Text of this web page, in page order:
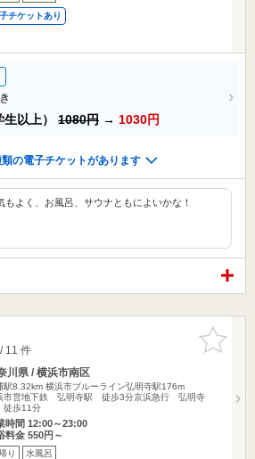
チケットあり
生以上） 1080円 → 1030円
の電子チケットがあります
もよく、お風呂、サウナともによいかな！
お気に入
りに追加
11 件
川県 / 横浜市南区
駅8.32km 横浜市ブルーライン弘明寺駅176m
市営地下鉄 弘明寺駅 徒歩3分京浜急行 弘明寺
歩11分
時間 12:00～23:00
料金 550円～
り 水風呂